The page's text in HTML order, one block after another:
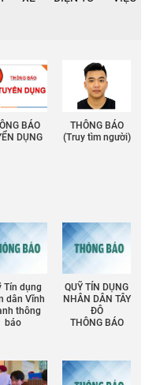
BÁO
DỤNG
THÔNG BÁO
(Truy tìm người)
Tín dụng
dân Vĩnh
thông
báo
QUỸ TÍN DỤNG
NHÂN DÂN TÂY
ĐÔ
THÔNG BÁO